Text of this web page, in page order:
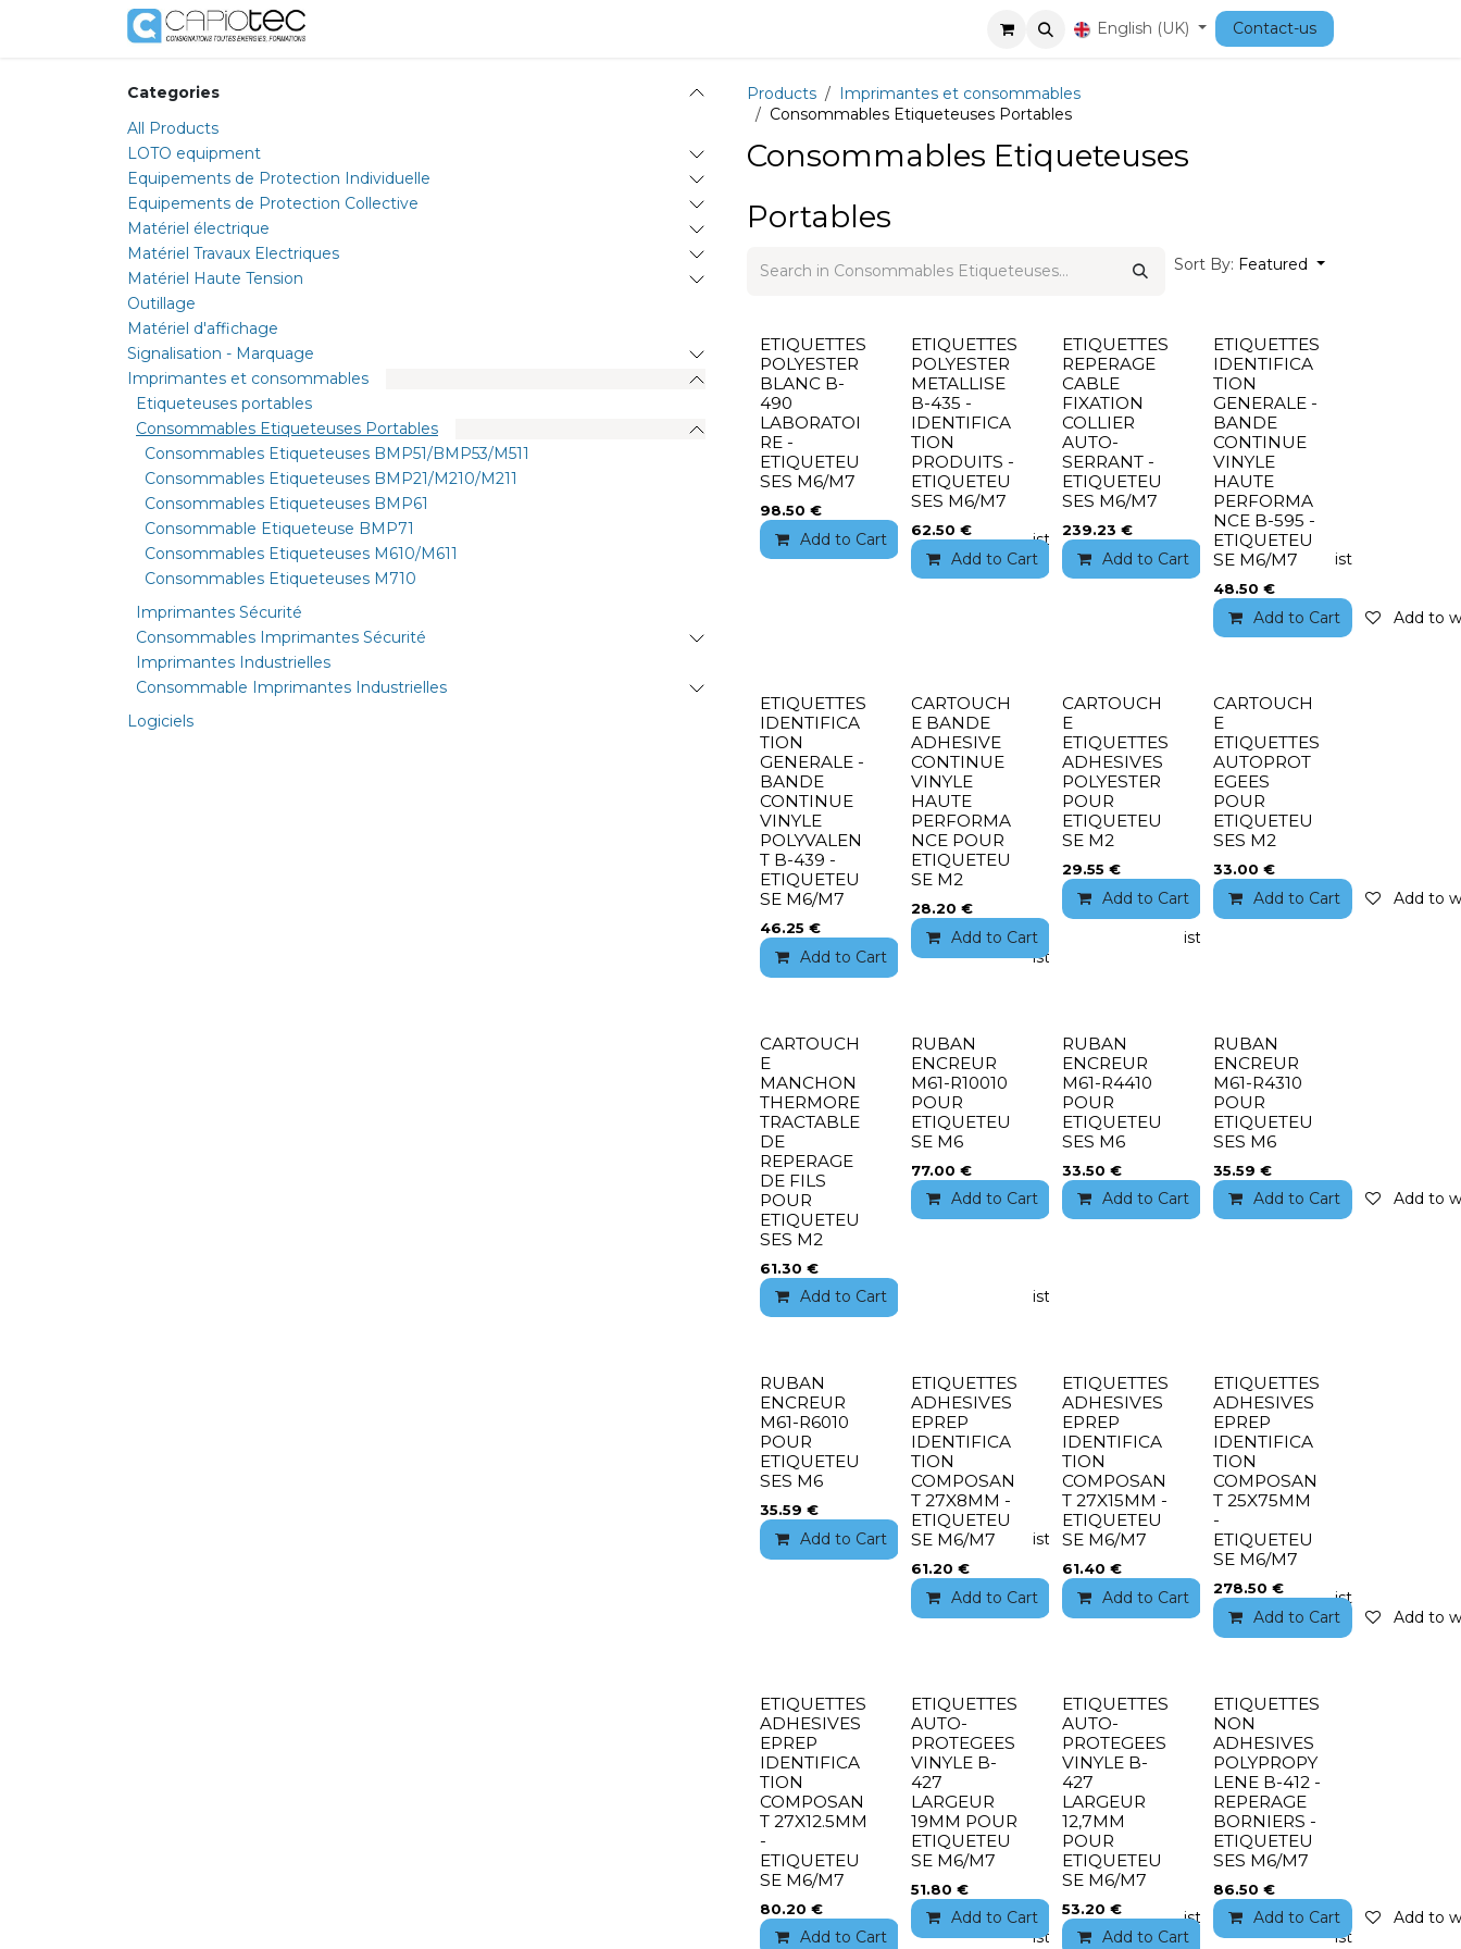
Courses English (UK) Contact-us
Categories
All Products
LOTO equipment
Equipements de Protection Individuelle
Equipements de Protection Collective
Matériel électrique
Matériel Travaux Electriques
Matériel Haute Tension
Outillage
Matériel d'affichage
Signalisation - Marquage
Imprimantes et consommables
Etiqueteuses portables
Consommables Etiqueteuses Portables
Consommables Etiqueteuses BMP51/BMP53/M511
Consommables Etiqueteuses BMP21/M210/M211
Consommables Etiqueteuses BMP61
Consommable Etiqueteuse BMP71
Consommables Etiqueteuses M610/M611
Consommables Etiqueteuses M710
Imprimantes Sécurité
Consommables Imprimantes Sécurité
Imprimantes Industrielles
Consommable Imprimantes Industrielles
Logiciels
Products
Imprimantes et consommables
Consommables Etiqueteuses Portables
Consommables Etiqueteuses
Portables
Sort By: Featured
ETIQUETTES
POLYESTER
BLANC B-
490
LABORATOI
RE -
ETIQUETEU
SES M6/M7
98.50 €
Add to Cart Add to wishlist
ETIQUETTES
POLYESTER
METALLISE
B-435 -
IDENTIFICA
TION
PRODUITS -
ETIQUETEU
SES M6/M7
62.50 €
Add to Cart Add to wishlist
ETIQUETTES
REPERAGE
CABLE
FIXATION
COLLIER
AUTO-
SERRANT -
ETIQUETEU
SES M6/M7
239.23 €
Add to Cart Add to wishlist
ETIQUETTES
IDENTIFICA
TION
GENERALE -
BANDE
CONTINUE
VINYLE
HAUTE
PERFORMA
NCE B-595 -
ETIQUETEU
SE M6/M7
48.50 €
Add to Cart Add to
ETIQUETTES
IDENTIFICA
TION
GENERALE -
BANDE
CONTINUE
VINYLE
POLYVALEN
T B-439 -
ETIQUETEU
SE M6/M7
46.25 €
Add to Cart Add to wishlist
CARTOUCH
E BANDE
ADHESIVE
CONTINUE
VINYLE
HAUTE
PERFORMA
NCE POUR
ETIQUETEU
SE M2
28.20 €
Add to Cart Add to wishlist
CARTOUCH
E
ETIQUETTES
ADHESIVES
POLYESTER
POUR
ETIQUETEU
SE M2
29.55 €
Add to Cart Add to wishlist
CARTOUCH
E
ETIQUETTES
AUTOPROT
EGEES
POUR
ETIQUETEU
SES M2
33.00 €
Add to Cart Add to
CARTOUCH
E
MANCHON
THERMORE
TRACTABLE
DE
REPERAGE
DE FILS
POUR
ETIQUETEU
SES M2
61.30 €
Add to Cart Add to wishlist
RUBAN
ENCREUR
M61-R10010
POUR
ETIQUETEU
SE M6
77.00 €
Add to Cart Add to wishlist
RUBAN
ENCREUR
M61-R4410
POUR
ETIQUETEU
SES M6
33.50 €
Add to Cart Add to wishlist
RUBAN
ENCREUR
M61-R4310
POUR
ETIQUETEU
SES M6
35.59 €
Add to Cart Add to
RUBAN
ENCREUR
M61-R6010
POUR
ETIQUETEU
SES M6
35.59 €
Add to Cart Add to wishlist
ETIQUETTES
ADHESIVES
EPREP
IDENTIFICA
TION
COMPOSAN
T 27X8MM -
ETIQUETEU
SE M6/M7
61.20 €
Add to Cart Add to wishlist
ETIQUETTES
ADHESIVES
EPREP
IDENTIFICA
TION
COMPOSAN
T 27X15MM -
ETIQUETEU
SE M6/M7
61.40 €
Add to Cart Add to wishlist
ETIQUETTES
ADHESIVES
EPREP
IDENTIFICA
TION
COMPOSAN
T 25X75MM
-
ETIQUETEU
SE M6/M7
278.50 €
Add to Cart Add to
ETIQUETTES
ADHESIVES
EPREP
IDENTIFICA
TION
COMPOSAN
T 27X12.5MM
-
ETIQUETEU
SE M6/M7
80.20 €
Add to Cart Add to wishlist
ETIQUETTES
AUTO-
PROTEGEES
VINYLE B-
427
LARGEUR
19MM POUR
ETIQUETEU
SE M6/M7
51.80 €
Add to Cart Add to wishlist
ETIQUETTES
AUTO-
PROTEGEES
VINYLE B-
427
LARGEUR
12,7MM
POUR
ETIQUETEU
SE M6/M7
53.20 €
Add to Cart Add to wishlist
ETIQUETTES
NON
ADHESIVES
POLYPROPY
LENE B-412 -
REPERAGE
BORNIERS -
ETIQUETEU
SES M6/M7
86.50 €
Add to Cart Add to